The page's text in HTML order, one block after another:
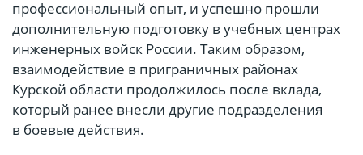
профессиональный опыт, и успешно прошли
дополнительную подготовку в учебных центрах
инженерных войск России. Таким образом,
взаимодействие в приграничных районах
Курской области продолжилось после вклада,
который ранее внесли другие подразделения
в боевые действия.